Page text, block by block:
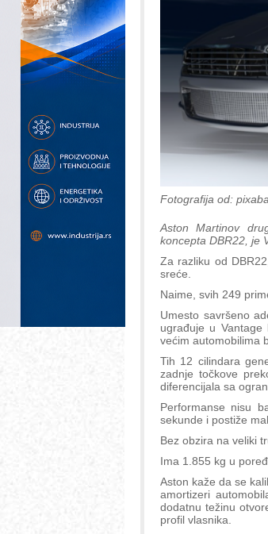
Fotografija od:
Aston Martinov
koncepta DBR22, je
Za razliku od
sreće.
Naime, svih 249
Umesto savršeno
ugrađuje u
većim automobilima
Tih 12 cilindara
zadnje točkove
diferencijala sa
Performanse nisu
sekunde i postiže
Bez obzira na veliki
Ima 1.855 kg u
Aston kaže da se
amortizeri
dodatnu težinu
profil vlasnika.